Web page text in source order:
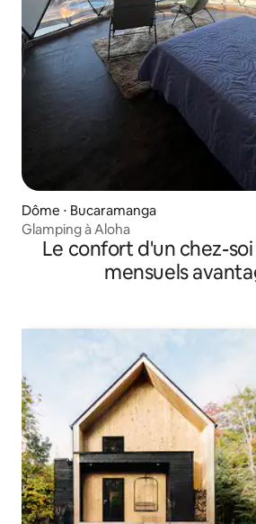
Dôme ⋅ Bucaramanga
Glamping à Aloha
Le confort d'un chez-
mensuels